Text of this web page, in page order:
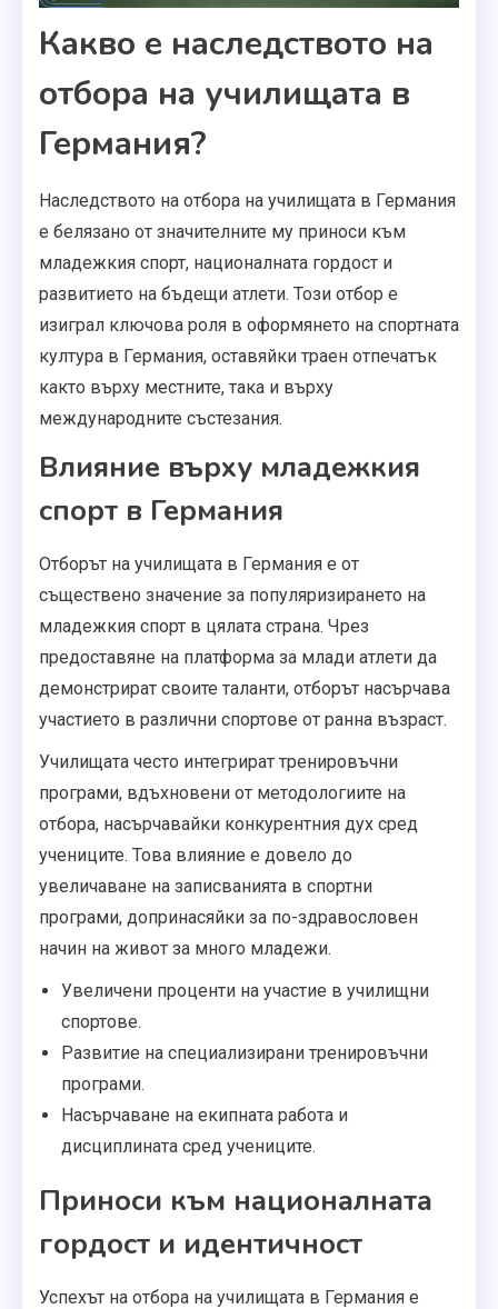
Какво е наследството на
отбора на училищата в
Германия?
Наследството на отбора на училищата в Германия
е белязано от значителните му приноси към
младежкия спорт, националната гордост и
развитието на бъдещи атлети. Този отбор е
изиграл ключова роля в оформянето на спортната
култура в Германия, оставяйки траен отпечатък
както върху местните, така и върху
международните състезания.
Влияние върху младежкия
спорт в Германия
Отборът на училищата в Германия е от
съществено значение за популяризирането на
младежкия спорт в цялата страна. Чрез
предоставяне на платформа за млади атлети да
демонстрират своите таланти, отборът насърчава
участието в различни спортове от ранна възраст.
Училищата често интегрират тренировъчни
програми, вдъхновени от методологиите на
отбора, насърчавайки конкурентния дух сред
учениците. Това влияние е довело до
увеличаване на записванията в спортни
програми, допринасяйки за по-здравословен
начин на живот за много младежи.
Увеличени проценти на участие в училищни
спортове.
Развитие на специализирани тренировъчни
програми.
Насърчаване на екипната работа и
дисциплината сред учениците.
Приноси към националната
гордост и идентичност
Успехът на отбора на училищата в Германия е